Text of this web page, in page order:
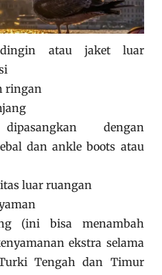
atau jaket luar
ringan
dengan
dan ankle boots atau
luar ruangan
(ini bisa menambah
ekstra selama
Tengah dan Timur